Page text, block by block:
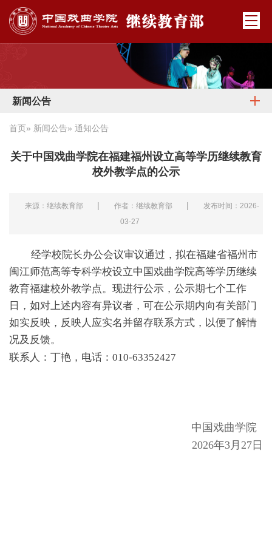
新闻公告
首页» 新闻公告» 通知公告
关于中国戏曲学院在福建福州设立高等学历继续教育
校外教学点的公示
来源：继续教育部 | 作者：继续教育部 |
发布时间：2026-
03-27
经学校院长办公会议审议通过，拟在福建省福州市
闽江师范高等专科学校设立中国戏曲学院高等学历继续
教育福建校外教学点。现进行公示，公示期七个工作
日，如对上述内容有异议者，可在公示期内向有关部门
如实反映，反映人应实名并留存联系方式，以便了解情
况及反馈。
联系人：丁艳，电话：010-63352427
中国戏曲学院
2026年3月27日